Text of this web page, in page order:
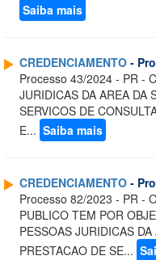
Saiba mais
CREDENCIAMENTO -
Processo 43/2024 - PR -
JURIDICAS DA AREA DA
SERVICOS DE
E... Saiba mais
CREDENCIAMENTO -
Processo 82/2023 - PR -
PUBLICO TEM POR
PESSOAS JURIDICAS
PRESTACAO DE SE...